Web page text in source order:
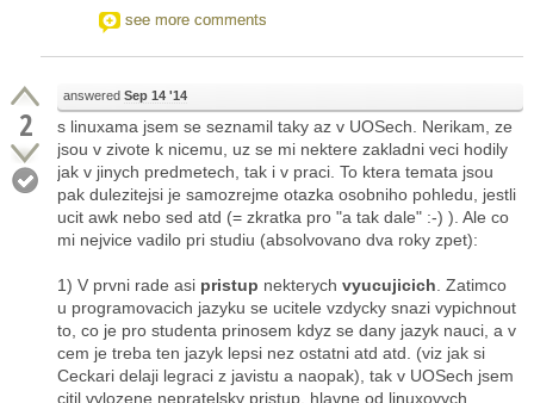
see more comments
2
answered Sep 14 '14
s linuxama jsem se seznamil taky az v UOSech. Nerikam, ze
jsou v zivote k nicemu, uz se mi nektere zakladni veci hodily
jak v jinych predmetech, tak i v praci. To ktera temata jsou
pak dulezitejsi je samozrejme otazka osobniho pohledu, jestli
ucit awk nebo sed atd (= zkratka pro "a tak dale" :-) ). Ale co
mi nejvice vadilo pri studiu (absolvovano dva roky zpet):
1) V prvni rade asi pristup nekterych vyucujicich . Zatimco
u programovacich jazyku se ucitele vzdycky snazi vypichnout
to, co je pro studenta prinosem kdyz se dany jazyk nauci, a v
cem je treba ten jazyk lepsi nez ostatni atd atd. (viz jak si
Ceckari delaji legraci z javistu a naopak), tak v UOSech jsem
citil vylozene nepratelsky pristup, hlavne od linuxovych